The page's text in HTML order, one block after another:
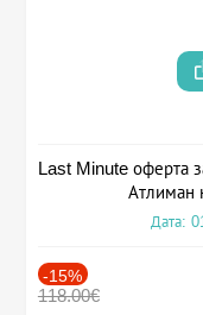
Last Minute оферта
Атлиман
Дата:
-15%
118.00€